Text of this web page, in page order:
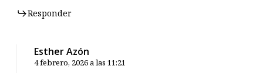
Responder
Esther Azón
4 febrero, 2026 a las 11:21